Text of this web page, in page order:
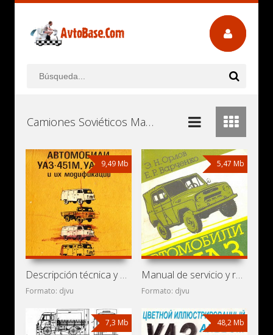
Camiones Soviéticos Manuales de Usuario, Manuales de Instrucciones (Reparación) y Mantenimiento Descargar Gratis
9,49 Mb
Descripción técnica y manual de instrucciones de
Formato: djvu
5,47 Mb
Manual de servicio y reparación de automóviles UAZ-31512,
Formato: djvu
7,3 Mb 48,2 Mb